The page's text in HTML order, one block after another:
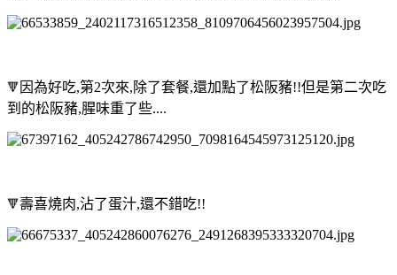
🔻 因為好吃,第2次來,除了套餐,還加點了松阪豬!!但是第二次吃
到的松阪豬,腥味重了些....
🔻壽喜燒肉,沾了蛋汁,還不錯吃!!